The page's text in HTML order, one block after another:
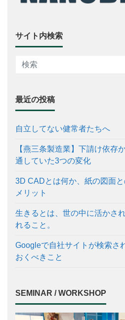
サイト内検索
最近の投稿
自立してない健常者たちへ
【燕三条製造業】下請け依存
通していた3つの変化
3D CADとは何か、紙の図面
メリット
生きるとは、世の中に活かさ
れること。
Googleで自社サイトが検索さ
おくべきこと
SEMINAR / WORKSHOP